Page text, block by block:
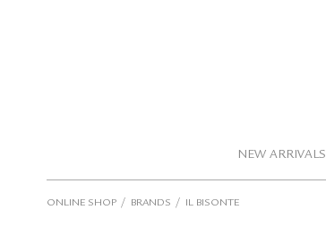
NEW ARRIVALS
ONLINE SHOP / BRANDS / IL BISONTE